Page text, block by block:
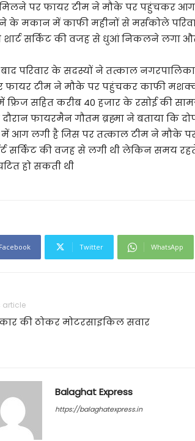
पर फायर टीम ने मौके पर पहुंचकर आग
के मकान में काफी महीनों से मर्सकोले
शार्ट सर्किट की वजह से धुआं निकलने लगा
परिवार के सदस्यों ने तत्काल
फायर टीम ने मौके पर पहुंचकर काफी
फ्रिज सहित करीब 40 हजार के रसोई की
दौरान फायरमैन गौतम ब्रह्मा ने बताया कि
आग लगी है जिस पर तत्काल टीम ने मौके
सर्किट की वजह से लगी थी लेकिन समय
हो सकती थी
Facebook Twitter WhatsApp
article
की ठोकर मोटरसाइकिल सवार
Balaghat Express
https://balaghatexpress.in